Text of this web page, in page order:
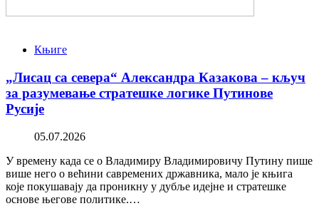
Књиге
„Лисац са севера“ Александра Казакова – кључ
за разумевање стратешке логике Путинове
Русије
05.07.2026
У времену када се о Владимиру Владимировичу Путину пише
више него о већини савремених државника, мало је књига
које покушавају да проникну у дубље идејне и стратешке
основе његове политике.…